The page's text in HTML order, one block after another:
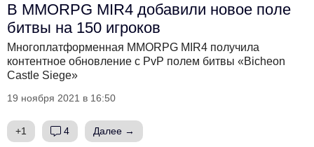
В MMORPG MIR4 добавили новое поле
битвы на 150 игроков
Многоплатформенная MMORPG MIR4 получила
контентное обновление с PvP полем битвы «Bicheon
Castle Siege»
19 ноября 2021 в 16:50
+1 4 Далее →